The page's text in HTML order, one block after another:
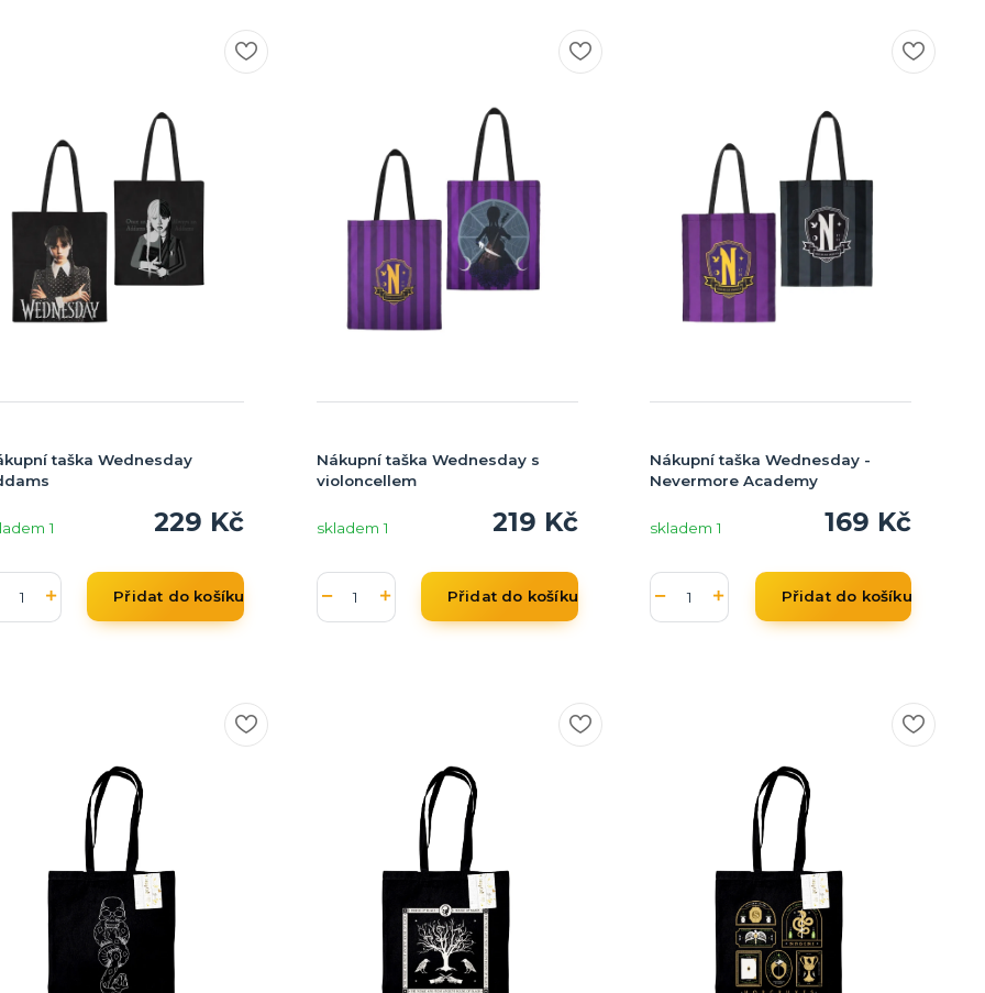
taška Wednesday
229 Kč
1
Přidat do košíku
Nákupní taška Wednesday s
violoncellem
219 Kč
skladem 1
Přidat do košíku
Nákupní taška Wednesday -
Nevermore Academy
169 Kč
skladem 1
Přidat do košíku